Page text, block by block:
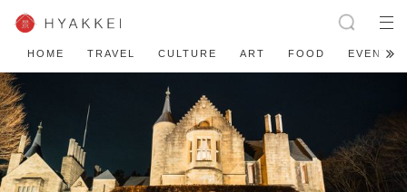
HOME TRAVEL CULTURE ART FOOD EVENT